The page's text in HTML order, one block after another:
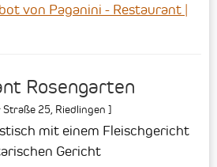
von Paganini - Restaurant |
Rosengarten
Straße 25 Riedlingen ]
mit einem Fleischgericht
Gericht